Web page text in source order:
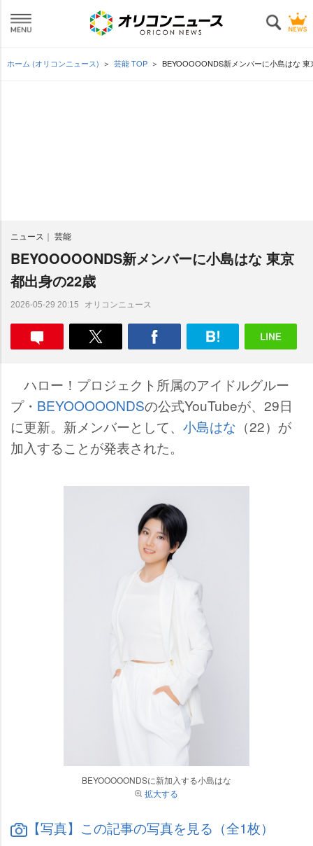
ホーム (オリコンニュース) 芸能 TOP BEYOOOOONDS新メンバーに小島はな
ニュース 芸能
BEYOOOOONDS新メンバーに小島はな 東京
都出身の22歳
2026-05-29 20:15 オリコンニュース
ハロー！プロジェクト所属のアイドルグルー
プ・ BEYOOOOONDSの公式YouTubeが、29日
に更新。新メンバーとして、 小島はな （22）が
加入することが発表された。
BEYOOOOONDSに新加入する小島はな
拡大する
【写真】この記事の写真を見る（全1枚）